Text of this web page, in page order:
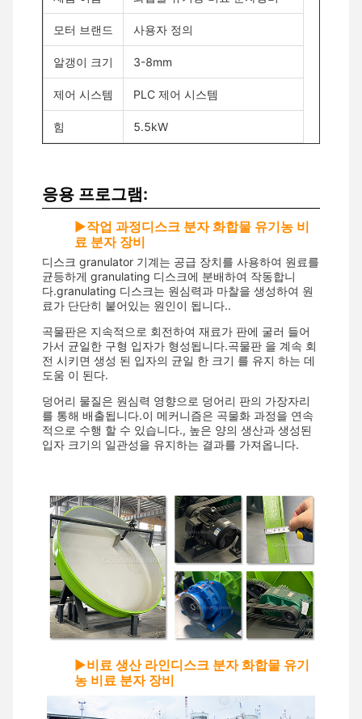
모터 브랜드 사용자 정의
알갱이 크기 3-8mm
제어 시스템 PLC 제어 시스템
힘 5.5kW
응용 프로그램:
▶작업 과정디스크 분자 화합물 유기농 비
료 분자 장비
디스크 granulator 기계는 공급 장치를 사용하여 원료를
균등하게 granulating 디스크에 분배하여 작동합니
다.granulating 디스크는 원심력과 마찰을 생성하여 원
료가 단단히 붙어있는 원인이 됩니다..
곡물판은 지속적으로 회전하여 재료가 판에 굴러 들어
가서 균일한 구형 입자가 형성됩니다.곡물판 을 계속 회
전 시키면 생성 된 입자의 균일 한 크기 를 유지 하는 데
도움 이 된다.
덩어리 물질은 원심력 영향으로 덩어리 판의 가장자리
를 통해 배출됩니다.이 메커니즘은 곡물화 과정을 연속
적으로 수행 할 수 있습니다., 높은 양의 생산과 생성된
입자 크기의 일관성을 유지하는 결과를 가져옵니다.
▶비료 생산 라인디스크 분자 화합물 유기
농 비료 분자 장비